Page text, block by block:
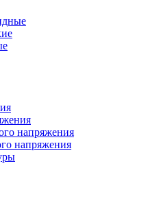
напряжения
напряжения